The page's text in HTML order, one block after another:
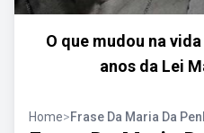
O que mudou na
anos da Lei
Home>Frase Da Maria Da